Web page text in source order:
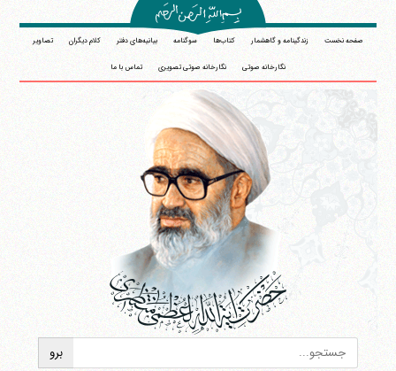
صفحه نخست زندگینامه و گاهشمار کتاب‌ها سوگنامه بیانیه‌های دفتر کلام دیگران تصاویر
نگارخانه صوتی نگارخانه صوتی تصویری تماس با ما